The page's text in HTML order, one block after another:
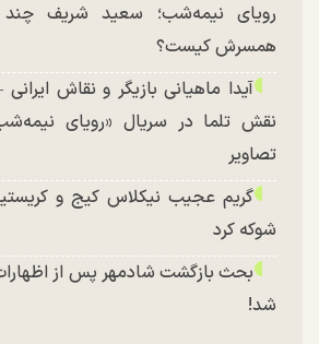
رویای نیمه‌شب؛ سعید شریف
همسرش کیست؟
آیدا ماهیانی بازیگر و نقاش ایرانی
نقش تلما در سریال «رویای
تصاویر
گریم عجیب نیکلاس کیج و
شوکه کرد
بحث بازگشت شادمهر پس از
شد!